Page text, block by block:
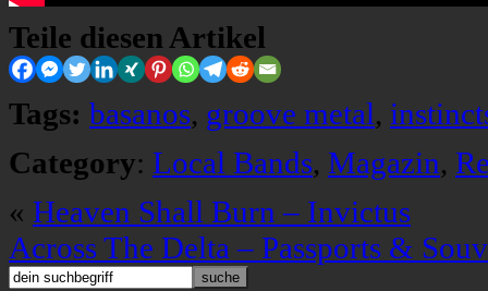
Teile diesen Artikel
Tags: basanos, groove metal,
Category: Local Bands, Magazin,
« Heaven Shall Burn – Invictus
Across The Delta – Passports &